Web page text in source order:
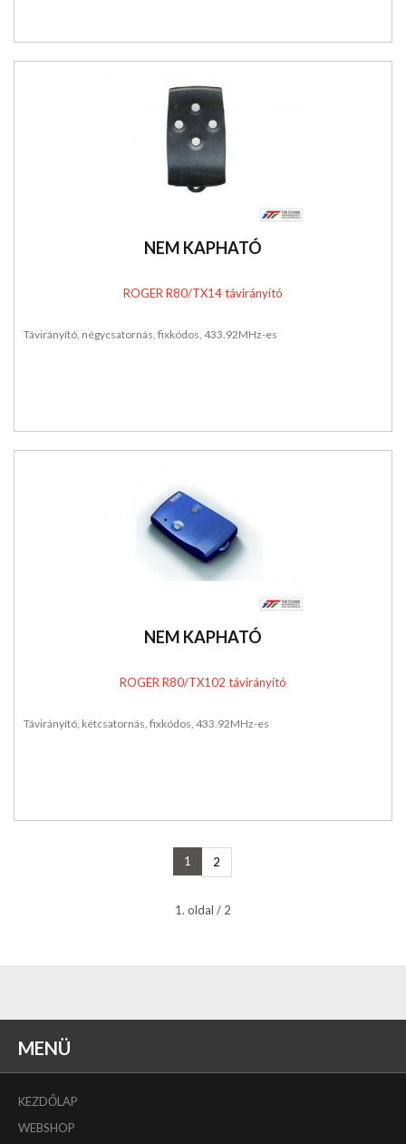
NEM KAPHATÓ
ROGER R80/TX14 távirányító
Távirányító, négycsatornás, fixkódos, 433.92MHz-es
NEM KAPHATÓ
ROGER R80/TX102 távirányító
Távirányító, kétcsatornás, fixkódos, 433.92MHz-es
1 2
1. oldal / 2
MENÜ
KEZDŐLAP
WEBSHOP